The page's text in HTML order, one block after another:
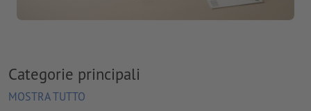
Categorie principali
MOSTRA TUTTO